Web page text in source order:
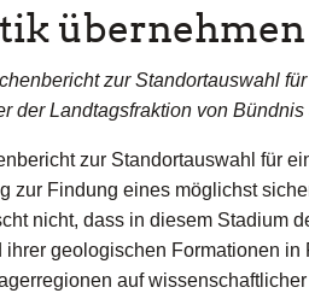
übernehmen
zur Standortauswahl
der Landtagsfraktion von
zur Standortauswahl für
zur Findung eines möglichst
nicht, dass in diesem Stadium
geologischen Formationen
auf